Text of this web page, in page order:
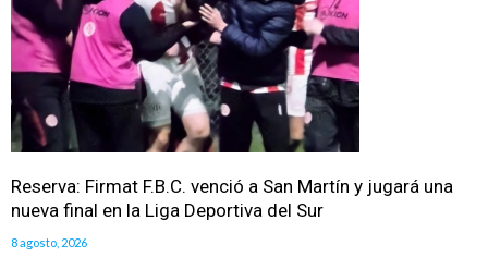
Reserva: Firmat F.B.C. venció a San Martín y jugará una
nueva final en la Liga Deportiva del Sur
8 agosto, 2026